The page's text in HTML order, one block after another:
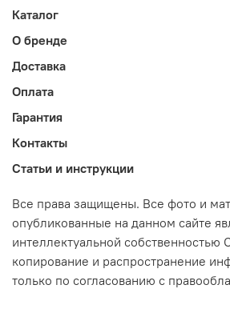
Каталог
О бренде
Доставка
Оплата
Гарантия
Контакты
Статьи и инструкции
Все права защищены. Все фото и
опубликованные на данном сайте
интеллектуальной
копирование и распространение
только по согласованию с